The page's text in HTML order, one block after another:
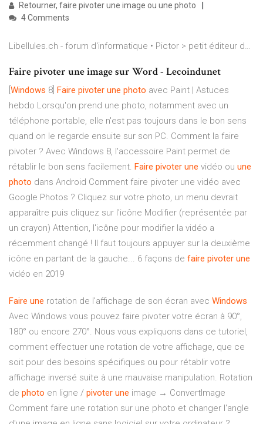
Retourner, faire pivoter une image ou une photo
4 Comments
Libellules.ch - forum d'informatique • Pictor > petit éditeur d…
Faire pivoter une image sur Word - Lecoindunet
Windows 8] Faire pivoter une photo avec Paint | Astuces
hebdo Lorsqu'on prend une photo, notamment avec un
téléphone portable, elle n'est pas toujours dans le bon sens
quand on le regarde ensuite sur son PC. Comment la faire
pivoter ? Avec Windows 8, l'accessoire Paint permet de
rétablir le bon sens facilement. Faire pivoter une vidéo ou une
photo dans Android Comment faire pivoter une vidéo avec
Google Photos ? Cliquez sur votre photo, un menu devrait
apparaître puis cliquez sur l'icône Modifier (représentée par
un crayon) Attention, l'icône pour modifier la vidéo a
récemment changé ! Il faut toujours appuyer sur la deuxième
icône en partant de la gauche... 6 façons de faire pivoter une
vidéo en 2019
Faire une rotation de l’affichage de son écran avec Windows
Avec Windows vous pouvez faire pivoter votre écran à 90°,
180° ou encore 270°. Nous vous expliquons dans ce tutoriel,
comment effectuer une rotation de votre affichage, que ce
soit pour des besoins spécifiques ou pour rétablir votre
affichage inversé suite à une mauvaise manipulation. Rotation
de photo en ligne / pivoter une image → ConvertImage
Comment faire une rotation sur une photo et changer l'angle